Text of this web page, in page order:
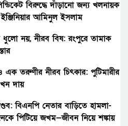
বিরুদ্ধে দাঁড়ানো জন্য খলনায়ক
আমিনুল ইসলাম
নয়, নীরব বিষ: রংপুরে তামাক
তরুণীর নীরব চিৎকার: পুটিমারীর
দায়
বিএনপি নেতার বাড়িতে হামলা-
পিটিয়ে জখম—জীবন নিয়ে শঙ্কায়